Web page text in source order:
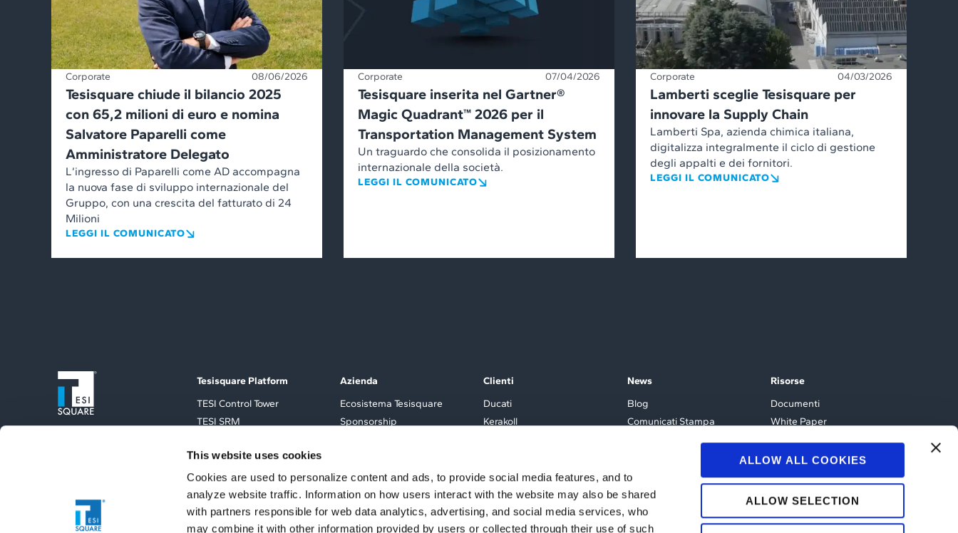
This website uses cookies
Cookies are used to personalize content and ads, to provide social media features, and to
analyze website traffic. Information on how users interact with the website may also be shared
with partners responsible for web data analytics, advertising, and social media services, who
may combine it with other information provided by users or collected through their use of such
ALLOW ALL COOKIES
ALLOW SELECTION
Corporate 08/06/2026
Tesisquare chiude il bilancio 2025
con 65,2 milioni di euro e nomina
Salvatore Paparelli come
Amministratore Delegato
L’ingresso di Paparelli come AD accompagna
la nuova fase di sviluppo internazionale del
Gruppo, con una crescita del fatturato di 24
Milioni
LEGGI IL COMUNICATO
Corporate 07/04/2026
Tesisquare inserita nel Gartner®
Magic Quadrant™ 2026 per il
Transportation Management System
Un traguardo che consolida il posizionamento
internazionale della società.
LEGGI IL COMUNICATO
Corporate 04/03/2026
Lamberti sceglie Tesisquare per
innovare la Supply Chain
Lamberti Spa, azienda chimica italiana,
digitalizza integralmente il ciclo di gestione
degli appalti e dei fornitori.
LEGGI IL COMUNICATO
Tesisquare Platform
TESI Control Tower
TESI SRM
TESI Sales
TESI Extented Integration
ESG Vertical
Azienda
Ecosistema Tesisquare
Sponsorship
Careers
Clienti
Ducati
Kerakoll
Conad
Westwing
Tutti i Clienti
News
Blog
Comunicati Stampa
Risorse
Documenti
White Paper